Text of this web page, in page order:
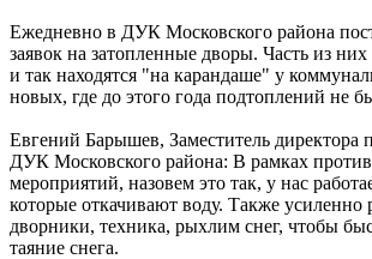
Ежедневно в ДУК Московского района
заявок на затопленные дворы. Часть из них
и так находятся "на карандаше" у
новых, где до этого года подтоплений не
Евгений Барышев, Заместитель директора
ДУК Московского района: В рамках
мероприятий, назовем это так, у нас
которые откачивают воду. Также усиленно
дворники, техника, рыхлим снег, чтобы
таяние снега.